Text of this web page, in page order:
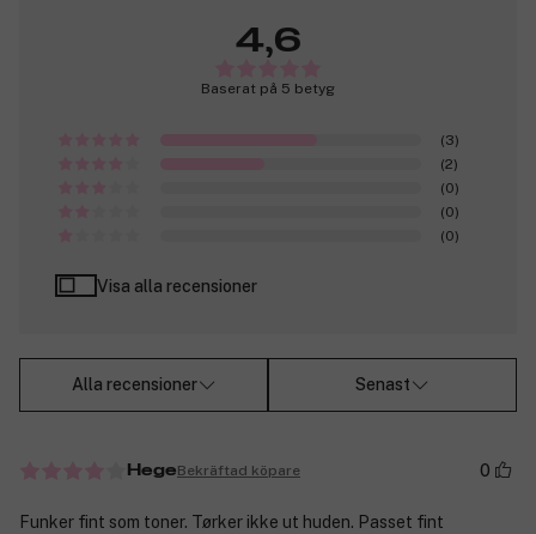
4,6
Baserat på 5 betyg
(3)
(2)
(0)
(0)
(0)
Visa alla recensioner
Alla recensioner Senast
HegeBekräftad köpare 0
Funker fint som toner. Tørker ikke ut huden. Passet fint